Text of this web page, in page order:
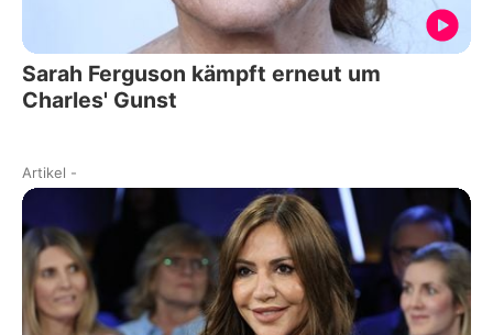
Sarah Ferguson kämpft erneut um
Charles' Gunst
Artikel -